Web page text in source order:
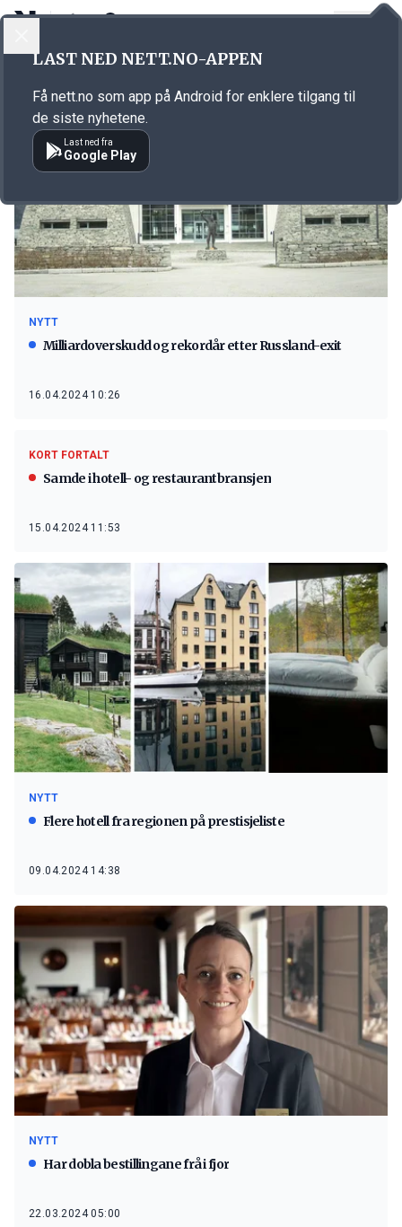
Emne: hotell
NYTT
Milliardoverskudd og rekordår etter Russland-exit
16.04.2024 10:26
KORT FORTALT
Samde i hotell- og restaurantbransjen
15.04.2024 11:53
NYTT
Flere hotell fra regionen på prestisjeliste
09.04.2024 14:38
NYTT
Har dobla bestillingane frå i fjor
22.03.2024 05:00
LAST NED NETT.NO-APPEN
Få nett.no som app på Android for enklere tilgang til
de siste nyhetene.
Last ned fra
Google Play